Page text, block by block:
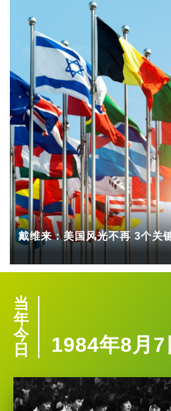
戴维来：美国风光不再 3个关
当
年
今
日
1984年8月7